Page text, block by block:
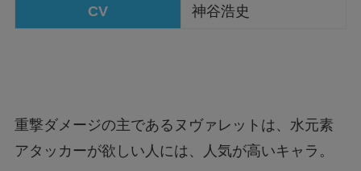
CV 神谷浩史
重撃ダメージの主であるヌヴァレットは、水元素
アタッカーが欲しい人には、人気が高いキャラ。